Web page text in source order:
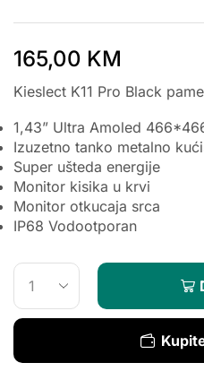
165,00 KM
Kieslect K11 Pro Black
1,43” Ultra Amoled
Izuzetno tanko metalno
Super ušteda energije
Monitor kisika u krvi
Monitor otkucaja srca
IP68 Vodootporan